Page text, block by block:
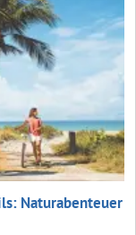
Naturabenteuer